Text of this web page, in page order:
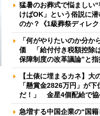
猛暑のお葬式で悩ましい
けばOK」という俗説に
のか？《1級葬祭ディレク
「何がやりたいのか分
価 「給付付き税額控除
保障制度の改革議論”と指
【土俵に埋まるカネ】
「懸賞金2826万円」が
だ！」 金星4個配給で協
急増する中国企業の“国